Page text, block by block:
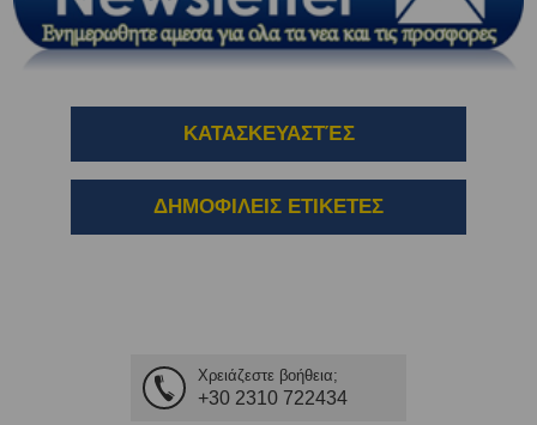
ΚΑΤΑΣΚΕΥΑΣΤΈΣ
ΔΗΜΟΦΙΛΕΙΣ ΕΤΙΚΕΤΕΣ
Χρειάζεστε βοήθεια;
+30 2310 722434